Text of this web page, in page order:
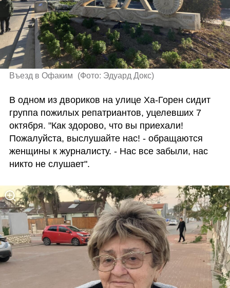
Въезд в Офаким (Фото: Эдуард Докс)
В одном из двориков на улице Ха-Горен сидит
группа пожилых репатриантов, уцелевших 7
октября. "Как здорово, что вы приехали!
Пожалуйста, выслушайте нас! - обращаются
женщины к журналисту. - Нас все забыли, нас
никто не слушает".